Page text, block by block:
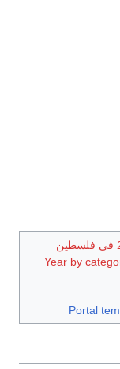
Year by
Portal